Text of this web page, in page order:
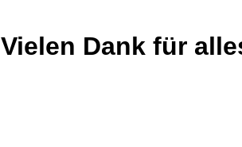
Vielen Dank für